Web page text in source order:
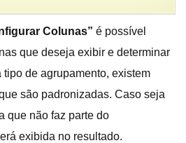
Colunas” é possível
que deseja exibir e determinar
de agrupamento, existem
são padronizadas. Caso seja
que não faz parte do
exibida no resultado.